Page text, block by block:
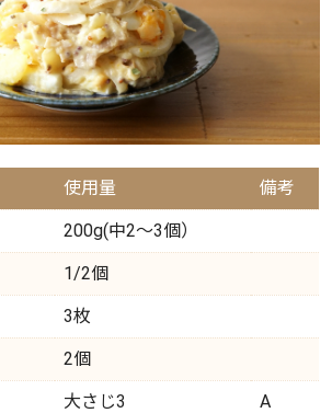
使用量 備考
200g(中2～3個）
1/2個
3枚
2個
大さじ3 A